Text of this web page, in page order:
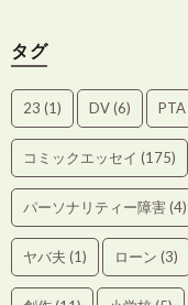
タグ
23 (1) DV(6) PTA
コミックエッセイ (175)
パーソナリティー障害(4)
ヤバ夫 (1) ローン (3)